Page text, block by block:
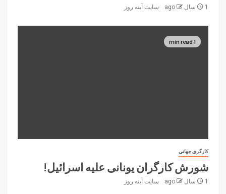
1 سال ago سایت آینه‌ روز
1 min read
کارگری جهانی
شورش کارگران یونانی علیه اسرائیل!
1 سال ago سایت آینه‌ روز